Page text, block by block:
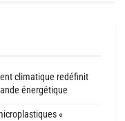
climatique redéfinit
énergétique
«